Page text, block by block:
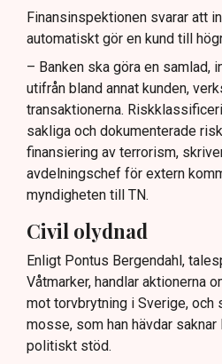
Finansinspektionen svarar att
automatiskt gör en kund till
– Banken ska göra en samlad,
utifrån bland annat kunden,
transaktionerna.
sakliga och dokumenterade
finansiering av terrorism,
avdelningschef för extern
myndigheten till TN.
Civil olydnad
Enligt Pontus Bergendahl,
Våtmarker, handlar aktionerna
mot torvbrytning i Sverige, och
mosse, som han hävdar
politiskt stöd.